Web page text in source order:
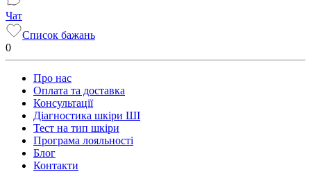
Чат
Список бажань
0
Про нас
Оплата та доставка
Консультації
Діагностика шкіри ШІ
Тест на тип шкіри
Програма лояльності
Блог
Контакти